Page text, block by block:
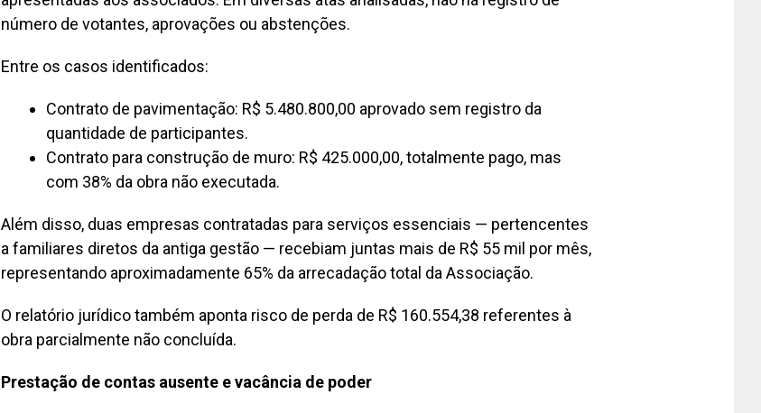
número de votantes, aprovações ou abstenções.
Entre os casos identificados:
Contrato de pavimentação: R$ 5.480.800,00 aprovado sem registro da
quantidade de participantes.
Contrato para construção de muro: R$ 425.000,00, totalmente pago, mas
com 38% da obra não executada.
Além disso, duas empresas contratadas para serviços essenciais — pertencentes
a familiares diretos da antiga gestão — recebiam juntas mais de R$ 55 mil por mês,
representando aproximadamente 65% da arrecadação total da Associação.
O relatório jurídico também aponta risco de perda de R$ 160.554,38 referentes à
obra parcialmente não concluída.
Prestação de contas ausente e vacância de poder